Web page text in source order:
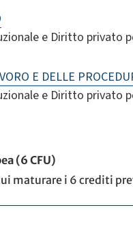
e Diritto privato
E DELLE
e Diritto privato
(6 CFU)
maturare i 6 crediti